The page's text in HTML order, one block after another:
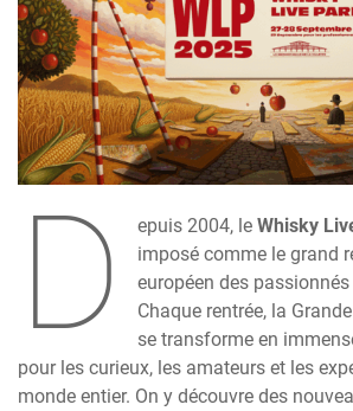
D epuis 2004, leWhisky
imposé comme le grand
européen des
Chaque rentrée, la
se transforme en
pour les curieux, les amateurs et les
monde entier. On y découvre des